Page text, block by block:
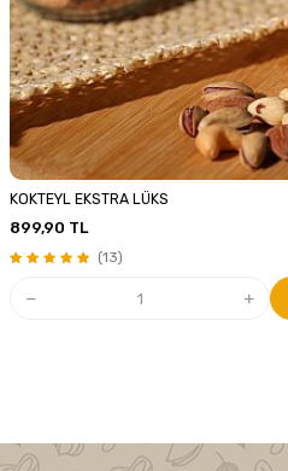
KOKTEYL EKSTRA LÜKS
899,90 TL
(13)